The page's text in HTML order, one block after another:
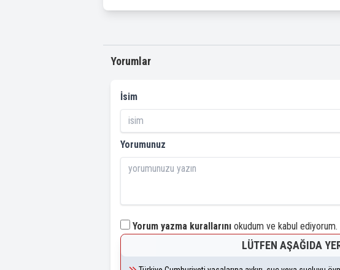
Yorumlar
İsim
Yorumunuz
Yorum yazma kurallarını okudum ve kabul ediyorum.
LÜTFEN AŞAĞIDA